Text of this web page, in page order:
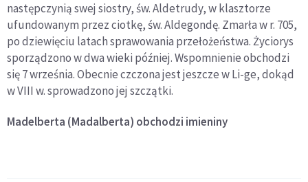
następczynią swej siostry, św. Aldetrudy, w klasztorze
ufundowanym przez ciotkę, św. Aldegondę. Zmarła w r. 705,
po dziewięciu latach sprawowania przełożeństwa. Życiorys
sporządzono w dwa wieki później. Wspomnienie obchodzi
się 7 września. Obecnie czczona jest jeszcze w Li-ge, dokąd
w VIII w. sprowadzono jej szczątki.
Madelberta (Madalberta) obchodzi imieniny